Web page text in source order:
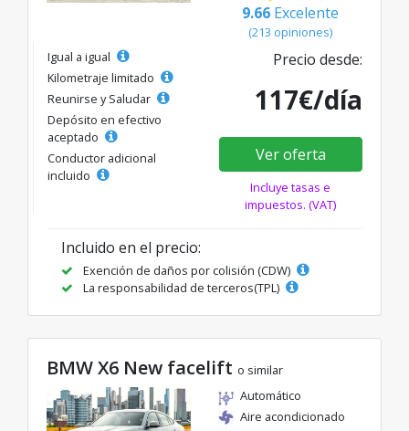
9.66 Excelente
(213 opiniones)
Igual a igual
Kilometraje limitado
Reunirse y Saludar
Depósito en efectivo
aceptado
Conductor adicional
incluido
Precio desde:
117€/día
Ver oferta
Incluye tasas e
impuestos. (VAT)
Incluido en el precio:
Exención de daños por colisión (CDW)
La responsabilidad de terceros(TPL)
BMW X6 New facelift o similar
Automático
Aire acondicionado